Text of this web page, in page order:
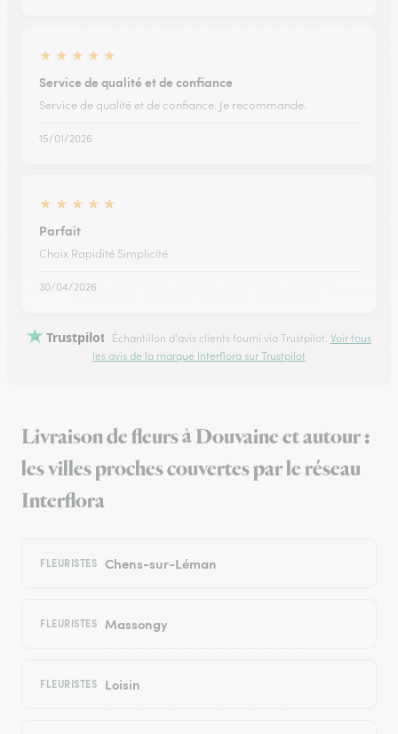
★ ★ ★ ★ ★
Service de qualité et de confiance
Service de qualité et de confiance. Je recommande.
15/01/2026
★ ★ ★ ★ ★
Parfait
Choix Rapidité Simplicité
30/04/2026
Trustpilot Échantillon d'avis clients fourni via Trustpilot. Voir tous
les avis de la marque Interflora sur Trustpilot
Livraison de fleurs à Douvaine et autour :
les villes proches couvertes par le réseau
Interflora
FLEURISTES Chens-sur-Léman
FLEURISTES Massongy
FLEURISTES Loisin